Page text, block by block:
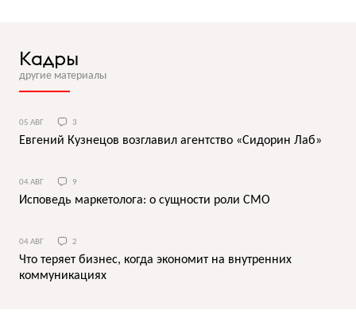
Кадры
другие материалы
05 АВГ 3
Евгений Кузнецов возглавил агентство «Сидорин Лаб»
04 АВГ 9
Исповедь маркетолога: о сущности роли СМО
04 АВГ 2
Что теряет бизнес, когда экономит на внутренних
коммуникациях